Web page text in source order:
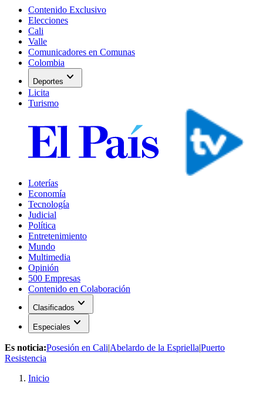
Contenido Exclusivo
Elecciones
Cali
Valle
Comunicadores en Comunas
Colombia
Deportes expand_more
Licita
Turismo
Loterías
Economía
Tecnología
Judicial
Política
Entretenimiento
Mundo
Multimedia
Opinión
500 Empresas
Contenido en Colaboración
Clasificados expand_more
Especiales expand_more
Es noticia:Posesión en Cali|Abelardo de la Espriella|Puerto
Resistencia
Inicio